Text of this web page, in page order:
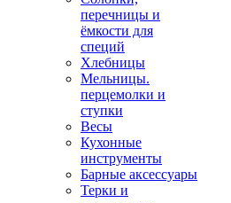
перечницы и
ёмкости для
специй
Хлебницы
Мельницы.
перцемолки и
ступки
Весы
Кухонные
инструменты
Барные аксессуары
Терки и